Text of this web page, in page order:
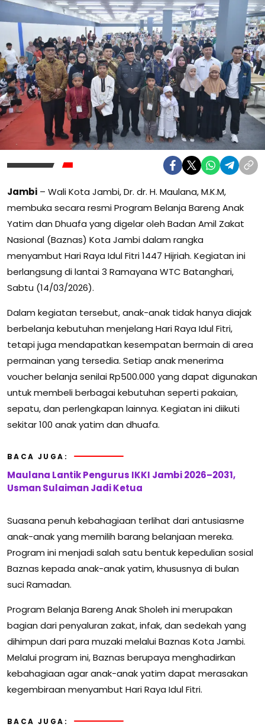
Jambi – Wali Kota Jambi, Dr. dr. H. Maulana, M.K.M,
membuka secara resmi Program Belanja Bareng Anak
Yatim dan Dhuafa yang digelar oleh Badan Amil Zakat
Nasional (Baznas) Kota Jambi dalam rangka
menyambut Hari Raya Idul Fitri 1447 Hijriah. Kegiatan ini
berlangsung di lantai 3 Ramayana WTC Batanghari,
Sabtu (14/03/2026).
Dalam kegiatan tersebut, anak-anak tidak hanya diajak
berbelanja kebutuhan menjelang Hari Raya Idul Fitri,
tetapi juga mendapatkan kesempatan bermain di area
permainan yang tersedia. Setiap anak menerima
voucher belanja senilai Rp500.000 yang dapat digunakan
untuk membeli berbagai kebutuhan seperti pakaian,
sepatu, dan perlengkapan lainnya. Kegiatan ini diikuti
sekitar 100 anak yatim dan dhuafa.
BACA JUGA:
Maulana Lantik Pengurus IKKI Jambi 2026–2031,
Usman Sulaiman Jadi Ketua
Suasana penuh kebahagiaan terlihat dari antusiasme
anak-anak yang memilih barang belanjaan mereka.
Program ini menjadi salah satu bentuk kepedulian sosial
Baznas kepada anak-anak yatim, khususnya di bulan
suci Ramadan.
Program Belanja Bareng Anak Sholeh ini merupakan
bagian dari penyaluran zakat, infak, dan sedekah yang
dihimpun dari para muzaki melalui Baznas Kota Jambi.
Melalui program ini, Baznas berupaya menghadirkan
kebahagiaan agar anak-anak yatim dapat merasakan
kegembiraan menyambut Hari Raya Idul Fitri.
BACA JUGA: